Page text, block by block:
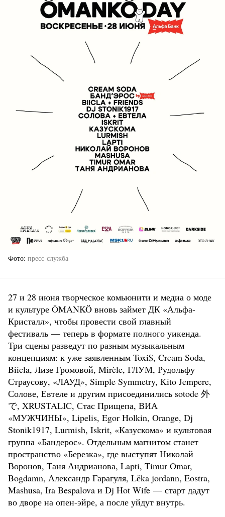
Фото пресс-служба
27 и 28 июня творческое комьюнити и медиа о моде
и культуре ÖMANKÖ вновь займет ДК «Альфа-
Кристалл», чтобы провести свой главный
фестиваль — теперь в формате полного уикенда.
Три сцены разведут по разным музыкальным
концепциям: к уже заявленным Toxi$, Cream Soda,
Biicla, Лизе Громовой, Mirèle, ГЛУМ, Рудольфу
Страусову, «ЛАУД», Simple Symmetry, Kito Jempere,
Солове, Евтеле и другим присоединились sotode 外
で, XRUSTALIC, Стас Прищепа, ВИА
«МУЖЧИНЫ», Lipelis, Egor Holkin, Orange, Dj
Stonik1917, Lurmish, Iskrit, «Казускома» и культовая
группа «Бандерос». Отдельным магнитом станет
пространство «Березка», где выступят Николай
Воронов, Таня Андрианова, Lapti, Timur Omar,
Bogdamn, Александр Гарагуля, Lёka jordann, Eostra,
Mashusa, Ira Bespalova и Dj Hot Wife — старт дадут
во дворе на опен-эйре, а после уйдут внутрь.